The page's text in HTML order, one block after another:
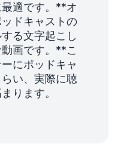
適です。**オ
ドキャストの
る文字起こし
画です。**こ
にポッドキャ
い、実際に聴
ります。